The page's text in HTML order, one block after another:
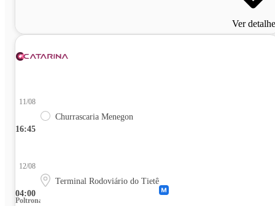
Ver
16:45
11/08
Churrascaria Menegon
04:00
12/08
Terminal Rodoviário do Tietê
Poltrona